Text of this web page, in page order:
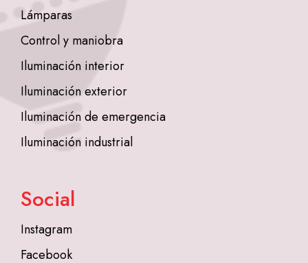
Lámparas
Control y maniobra
Iluminación interior
Iluminación exterior
Iluminación de emergencia
Iluminación industrial
Social
Instagram
Facebook